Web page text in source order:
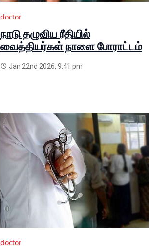
doctor
நாடு தழுவிய ரீதியில்
வைத்தியர்கள் நாளை போராட்டம்
Jan 22nd 2026, 9:41 pm
doctor